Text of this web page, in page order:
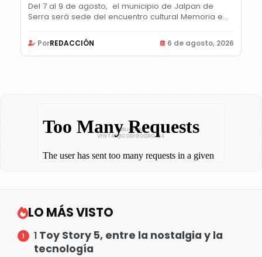
Del 7 al 9 de agosto, el municipio de Jalpan de
Serra será sede del encuentro cultural Memoria e...
PorREDACCIÓN 6 de agosto, 2026
LO MÁS VISTO
1 Toy Story 5, entre la nostalgia y la
tecnología